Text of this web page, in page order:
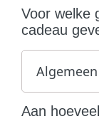
Voor welke
cadeau
Aan